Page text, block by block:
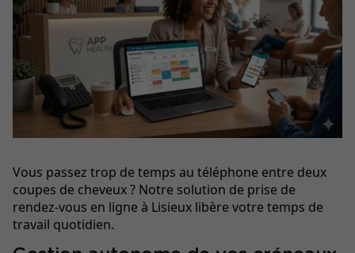
Vous passez trop de temps au téléphone entre deux
coupes de cheveux ? Notre solution de prise de
rendez-vous en ligne à Lisieux libère votre temps de
travail quotidien.